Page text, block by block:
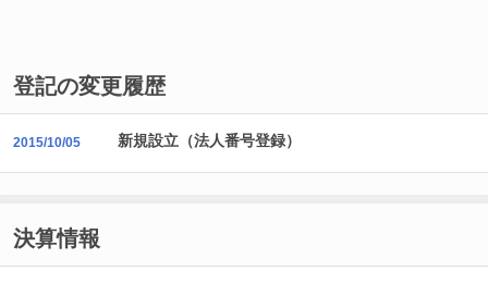
登記の変更履歴
2015/10/05 新規設立（法人番号登録）
決算情報